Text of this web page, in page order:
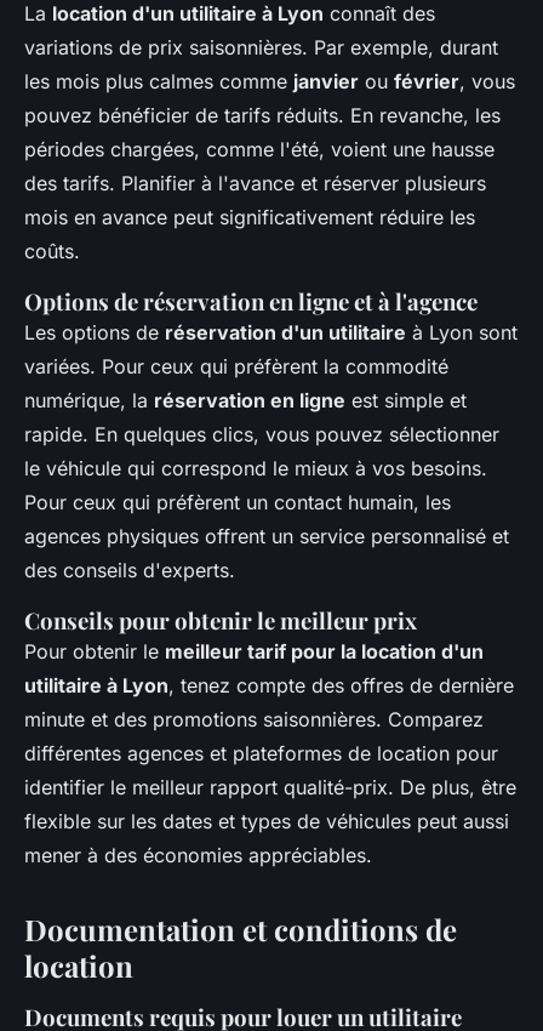
La location d'un utilitaire à Lyon connaît des
variations de prix saisonnières. Par exemple, durant
les mois plus calmes comme janvier ou février, vous
pouvez bénéficier de tarifs réduits. En revanche, les
périodes chargées, comme l'été, voient une hausse
des tarifs. Planifier à l'avance et réserver plusieurs
mois en avance peut significativement réduire les
coûts.
Options de réservation en ligne et à l'agence
Les options de réservation d'un utilitaire à Lyon sont
variées. Pour ceux qui préfèrent la commodité
numérique, la réservation en ligne est simple et
rapide. En quelques clics, vous pouvez sélectionner
le véhicule qui correspond le mieux à vos besoins.
Pour ceux qui préfèrent un contact humain, les
agences physiques offrent un service personnalisé et
des conseils d'experts.
Conseils pour obtenir le meilleur prix
Pour obtenir le meilleur tarif pour la location d'un
utilitaire à Lyon, tenez compte des offres de dernière
minute et des promotions saisonnières. Comparez
différentes agences et plateformes de location pour
identifier le meilleur rapport qualité-prix. De plus, être
flexible sur les dates et types de véhicules peut aussi
mener à des économies appréciables.
Documentation et conditions de
location
Documents requis pour louer un utilitaire